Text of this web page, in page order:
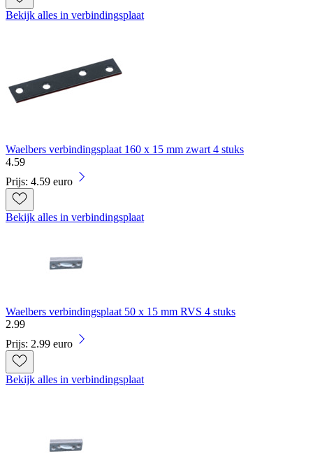
Bekijk alles in verbindingsplaat
Waelbers verbindingsplaat 160 x 15 mm zwart 4 stuks
4.59
Prijs: 4.59 euro
Bekijk alles in verbindingsplaat
Waelbers verbindingsplaat 50 x 15 mm RVS 4 stuks
2.99
Prijs: 2.99 euro
Bekijk alles in verbindingsplaat